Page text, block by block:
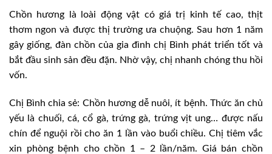
Chồn hương là loài động vật có giá trị kinh tế cao, thịt
thơm ngon và được thị trường ưa chuộng. Sau hơn 1 năm
gây giống, đàn chồn của gia đình chị Bình phát triển tốt và
bắt đầu sinh sản đều đặn. Nhờ vậy, chị nhanh chóng thu hồi
vốn.
Chị Bình chia sẻ: Chồn hương dễ nuôi, ít bệnh. Thức ăn chủ
yếu là chuối, cá, cổ gà, trứng gà, trứng vịt ung… được nấu
chín để nguội rồi cho ăn 1 lần vào buổi chiều. Chị tiêm vắc
xin phòng bệnh cho chồn 1 – 2 lần/năm. Giá bán chồn